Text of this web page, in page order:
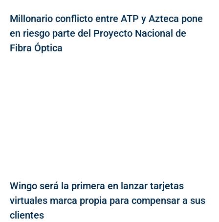
Millonario conflicto entre ATP y Azteca pone
en riesgo parte del Proyecto Nacional de
Fibra Óptica
Wingo será la primera en lanzar tarjetas
virtuales marca propia para compensar a sus
clientes